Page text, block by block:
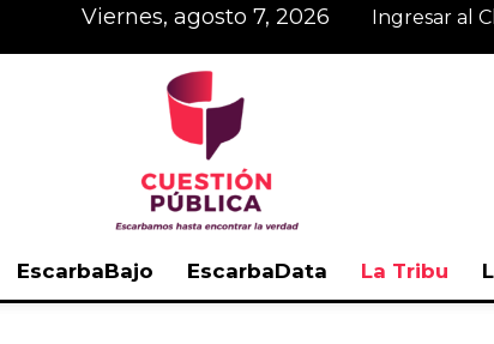
viernes, agosto 7, 2026 Ingresar al
EscarbaBajo EscarbaData La Tribu